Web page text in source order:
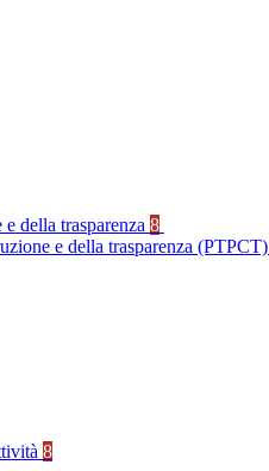
della trasparenza 8
e della trasparenza (PTPCT)
8